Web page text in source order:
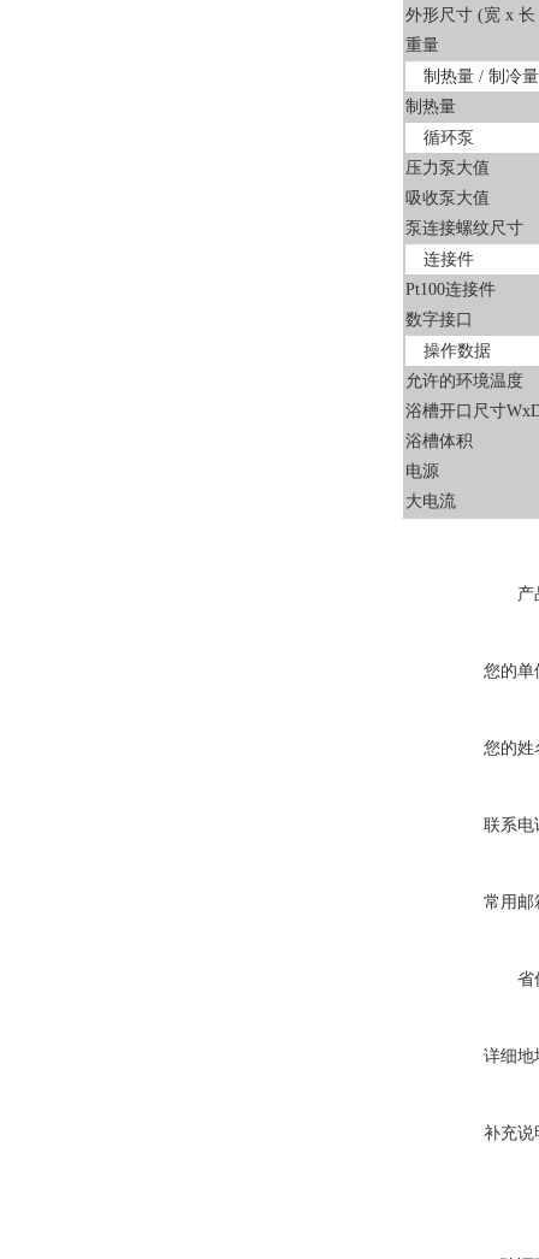
外形尺寸 (宽 x
重量
制热量 / 制冷量
制热量
循环泵
压力泵大值
吸收泵大值
泵连接螺纹尺寸
连接件
Pt100连接件
数字接口
操作数据
允许的环境温度
浴槽开口尺寸
浴槽体积
电源
大电流
产
您的单
您的姓
联系电
常用邮
省
详细地
补充说